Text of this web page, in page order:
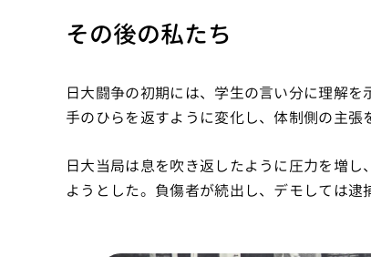
その後の私たち
日大闘争の初期には、学生の言い分に理解
手のひらを返すように変化し、体制側の主張
日大当局は息を吹き返したように圧力を増
ようとした。負傷者が続出し、デモしては逮